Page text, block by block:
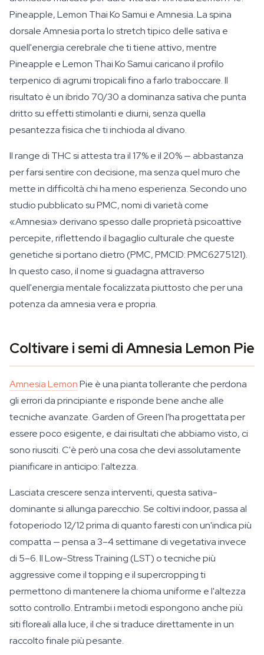
Pineapple, Lemon Thai Ko Samui e Amnesia. La spina
dorsale Amnesia porta lo stretch tipico delle sativa e
quell'energia cerebrale che ti tiene attivo, mentre
Pineapple e Lemon Thai Ko Samui caricano il profilo
terpenico di agrumi tropicali fino a farlo traboccare. Il
risultato è un ibrido 70/30 a dominanza sativa che punta
dritto su effetti stimolanti e diurni, senza quella
pesantezza fisica che ti inchioda al divano.
Il range di THC si attesta tra il 17% e il 20% — abbastanza
per farsi sentire con decisione, ma senza quel muro che
mette in difficoltà chi ha meno esperienza. Secondo uno
studio pubblicato su PMC, nomi di varietà come
«Amnesia» derivano spesso dalle proprietà psicoattive
percepite, riflettendo il bagaglio culturale che queste
genetiche si portano dietro (PMC, PMCID: PMC6275121).
In questo caso, il nome si guadagna attraverso
quell'energia mentale focalizzata piuttosto che per una
potenza da amnesia vera e propria.
Coltivare i semi di Amnesia Lemon Pie
Amnesia LemonPie è una pianta tollerante che perdona
gli errori da principiante e risponde bene anche alle
tecniche avanzate. Garden of Green l'ha progettata per
essere poco esigente, e dai risultati che abbiamo visto, ci
sono riusciti. C'è però una cosa che devi assolutamente
pianificare in anticipo: l'altezza.
Lasciata crescere senza interventi, questa sativa-
dominante si allunga parecchio. Se coltivi indoor, passa al
fotoperiodo 12/12 prima di quanto faresti con un'indica più
compatta — pensa a 3–4 settimane di vegetativa invece
di 5–6. Il Low-Stress Training (LST) o tecniche più
aggressive come il topping e il supercropping ti
permettono di mantenere la chioma uniforme e l'altezza
sotto controllo. Entrambi i metodi espongono anche più
siti floreali alla luce, il che si traduce direttamente in un
raccolto finale più pesante.